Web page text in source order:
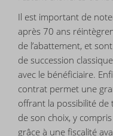
Il est important de
après 70 ans
de l’abattement, et
de succession
avec le bénéficiaire.
contrat permet une
offrant la possibilité
de son choix, y
grâce à une fiscalité